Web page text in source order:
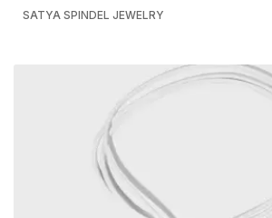
SATYA SPINDEL JEWELRY